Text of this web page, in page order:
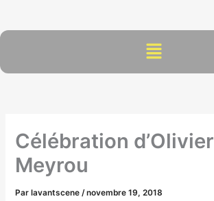
contenu
Menu
Célébration d’Olivier
Meyrou
Parlavantscene /novembre 19, 2018